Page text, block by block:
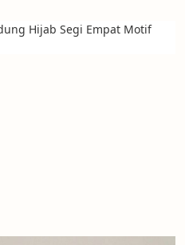
Hijab Segi Empat Motif